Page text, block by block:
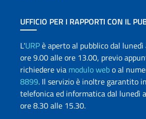
UFFICIO PER I RAPPORTI CON IL
L'URPè aperto al pubblico dal
ore 9.00 alle ore 13.00, previo
richiedere via modulo webo al
8899. Il servizio è inoltre garantito
telefonica ed informatica dal lunedì
ore 8.30 alle 15.30.